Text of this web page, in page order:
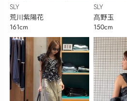
SLY
荒川紫陽花
161cm
SLY
髙野玉
150cm